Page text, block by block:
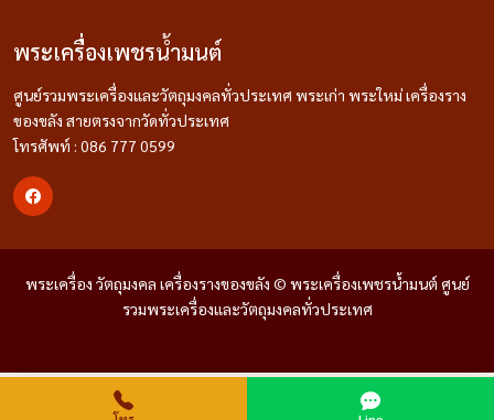
พระเครื่องเพชรน้ำมนต์
ศูนย์รวมพระเครื่องและวัตถุมงคลทั่วประเทศ พระเก่า พระใหม่ เครื่องราง
ของขลัง สายตรงจากวัดทั่วประเทศ
โทรศัพท์ : 086 777 0599
พระเครื่อง วัตถุมงคล เครื่องรางของขลัง © พระเครื่องเพชรน้ำมนต์ ศูนย์
รวมพระเครื่องและวัตถุมงคลทั่วประเทศ